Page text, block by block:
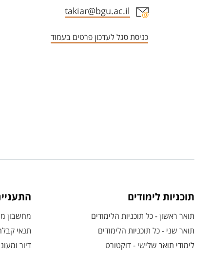
אזור צור קשר עם איש הסגל
takiar@bgu.ac.il
כניסת סגל לעדכון פרטים בעמוד
תוכניות לימודים
תואר ראשון - כל תוכניות הלימודים
תואר שני - כל תוכניות הלימודים
לימודי תואר שלישי - דוקטורט
מחשבון
תנאי
דיור